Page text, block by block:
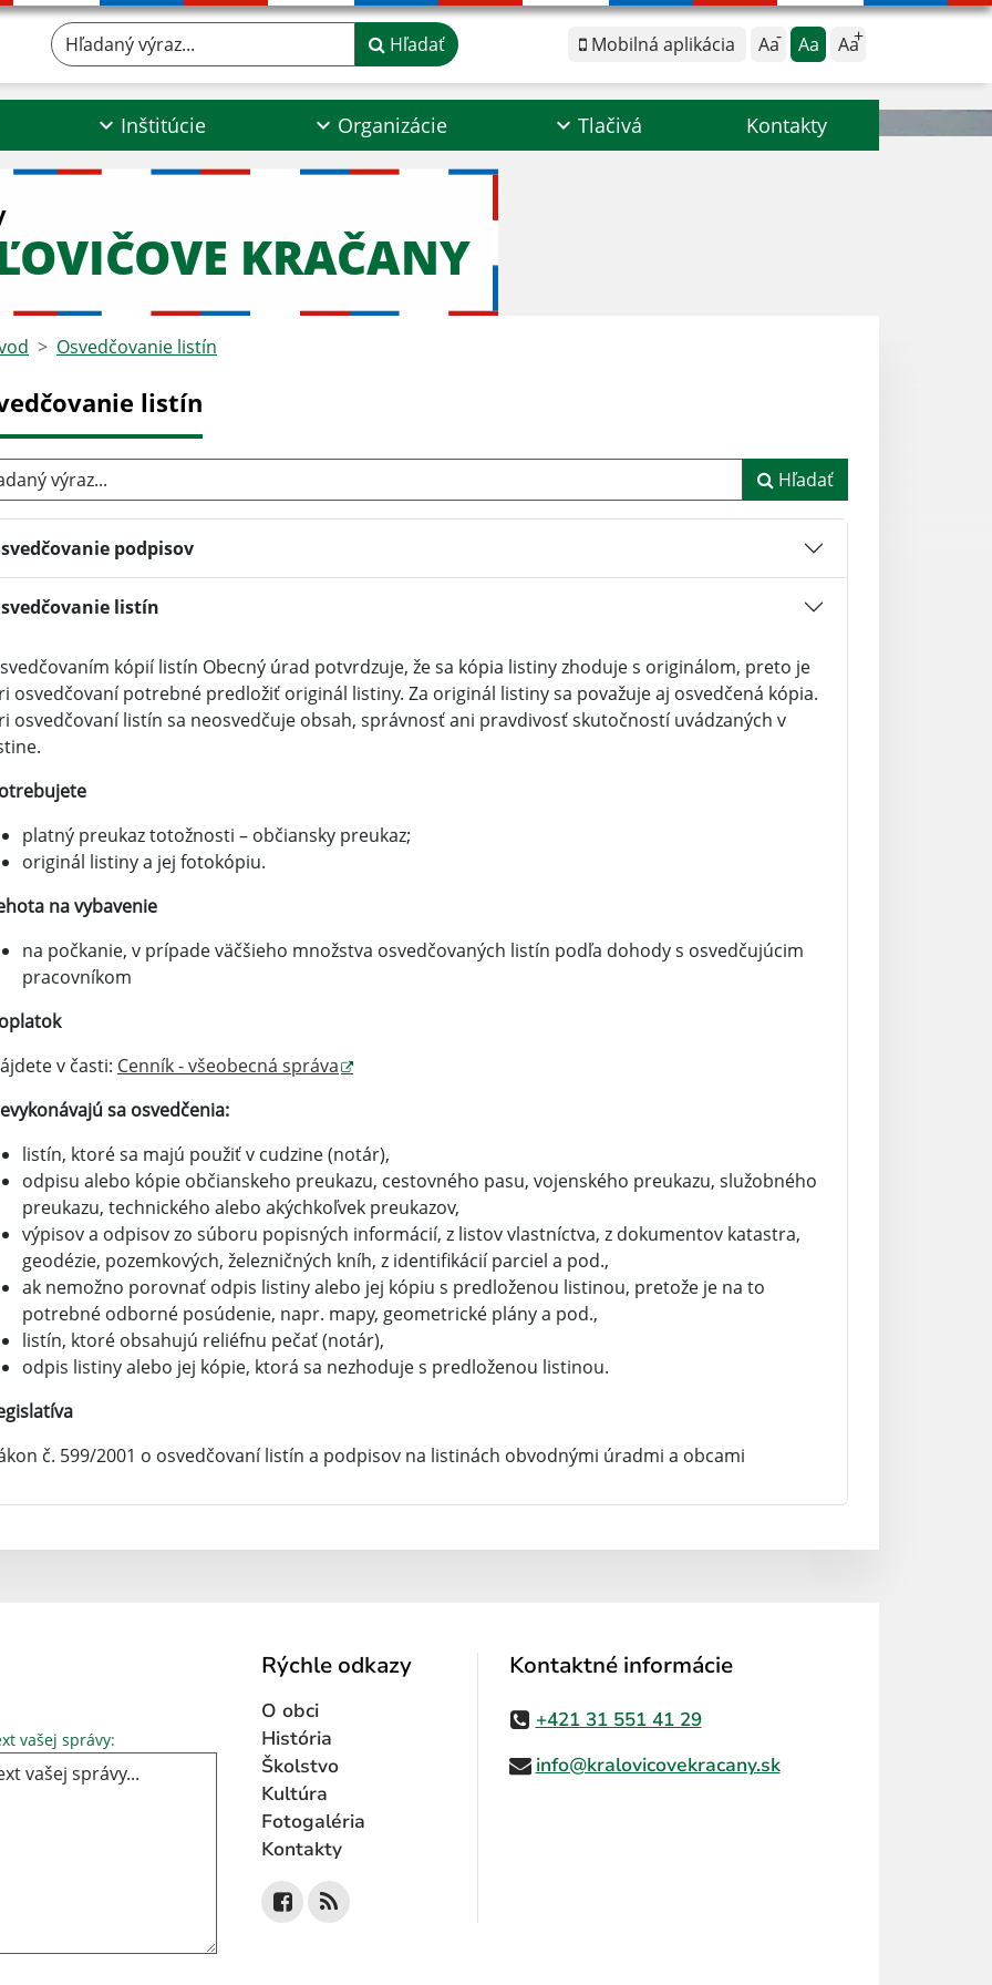
Mobilná aplikácia Aa Aa Aa
Hľadaný výraz... Hľadať
Inštitúcie Organizácie Tlačivá Kontakty
KRAČANY
Osvedčovanie listín
listín
výraz... Hľadať
podpisov
listín
kópií listín Obecný úrad potvrdzuje, že sa kópia listiny zhoduje s originálom, preto je
osvedčovaní potrebné predložiť originál listiny. Za originál listiny sa považuje aj osvedčená kópia.
osvedčovaní listín sa neosvedčuje obsah, správnosť ani pravdivosť skutočností uvádzaných v
platný preukaz totožnosti – občiansky preukaz;
originál listiny a jej fotokópiu.
na vybavenie
na počkanie, v prípade väčšieho množstva osvedčovaných listín podľa dohody s osvedčujúcim
pracovníkom
v časti: Cenník - všeobecná správa
sa osvedčenia:
listín, ktoré sa majú použiť v cudzine (notár),
odpisu alebo kópie občianskeho preukazu, cestovného pasu, vojenského preukazu, služobného
preukazu, technického alebo akýchkoľvek preukazov,
výpisov a odpisov zo súboru popisných informácií, z listov vlastníctva, z dokumentov katastra,
geodézie, pozemkových, železničných kníh, z identifikácií parciel a pod.,
ak nemožno porovnať odpis listiny alebo jej kópiu s predloženou listinou, pretože je na to
potrebné odborné posúdenie, napr. mapy, geometrické plány a pod.,
listín, ktoré obsahujú reliéfnu pečať (notár),
odpis listiny alebo jej kópie, ktorá sa nezhoduje s predloženou listinou.
č. 599/2001 o osvedčovaní listín a podpisov na listinách obvodnými úradmi a obcami
vašej správy: Text vašej správy...
Rýchle odkazy
O obci
História
Školstvo
Kultúra
Fotogaléria
Kontakty
Kontaktné informácie
+421 31 551 41 29
info@kralovicovekracany.sk